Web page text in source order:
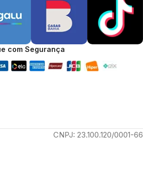
com Segurança
CNPJ: 23.100.120/0001-66